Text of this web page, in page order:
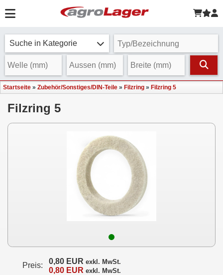
Suche in Kategorie
Startseite » Zubehör/Sonstiges/DIN-Teile » Filzring » Filzring 5
Filzring 5
Preis: 0,80 EUR exkl. MwSt.
0,80 EUR exkl. MwSt.